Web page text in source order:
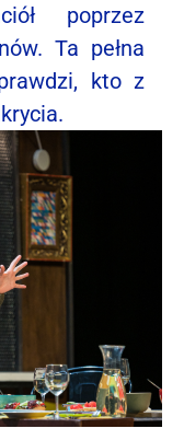
poprzez
Ta pełna
kto z